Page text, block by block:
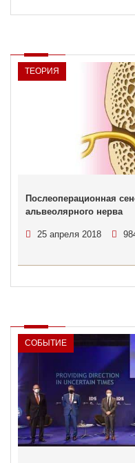
ТЕОРИЯ
Послеоперационная
альвеолярного нерва
25 апреля 2018
СОБЫТИЕ